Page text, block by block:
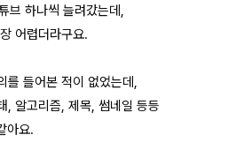
브 하나씩 늘려갔는데,
어렵더라구요.
를 들어본 적이 없었는데,
, 알고리즘, 제목, 썸네일 등등
아요.